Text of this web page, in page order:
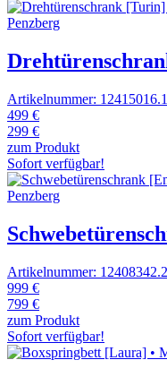
Artikelnummer: 12415016.1
499 €
299 €
zum Produkt
Sofort verfügbar!
Artikelnummer: 12408342.2
999 €
799 €
zum Produkt
Sofort verfügbar!